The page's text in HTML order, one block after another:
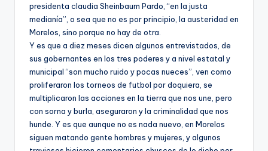
presidenta claudia Sheinbaum Pardo, “en la justa
medianía”, o sea que no es por principio, la austeridad en
Morelos, sino porque no hay de otra.
Y es que a diez meses dicen algunos entrevistados, de
sus gobernantes en los tres poderes y a nivel estatal y
municipal “son mucho ruido y pocas nueces”, ven como
proliferaron los torneos de futbol por doquiera, se
multiplicaron las acciones en la tierra que nos une, pero
con sorna y burla, aseguraron y la criminalidad que nos
hunde. Y es que aunque no es nada nuevo, en Morelos
siguen matando gente hombres y mujeres, y algunos